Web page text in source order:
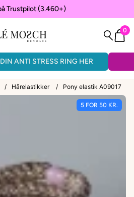
Trustpilot (3.460+)
0
ANTI STRESS RING HER
150KR.
/ Hårelastikker / Pony elastik A09017
5 FOR 50 KR.